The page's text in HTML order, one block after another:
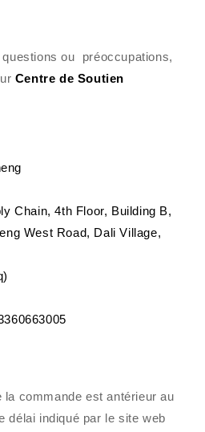
ou préoccupations,
Centre de Soutien
Chain, 4th Floor, Building B,
West Road, Dali Village,
la commande est antérieur au
délai indiqué par le site web